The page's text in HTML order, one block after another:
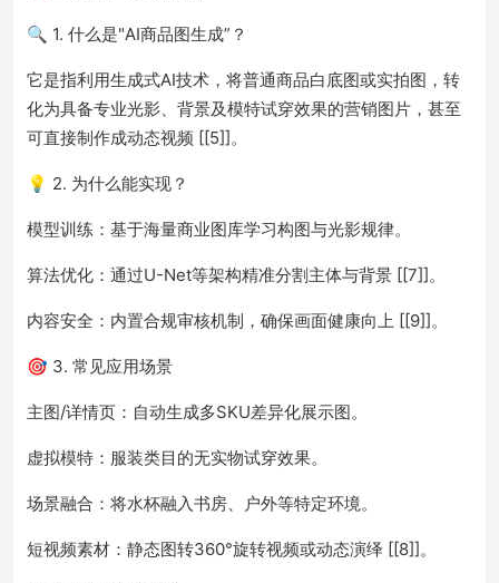
🔍 1. 什么是"AI商品图生成”？
它是指利用生成式AI技术，将普通商品白底图或实拍图，转
化为具备专业光影、背景及模特试穿效果的营销图片，甚至
可直接制作成动态视频 [[5]]。
💡 2. 为什么能实现？
模型训练：基于海量商业图库学习构图与光影规律。
算法优化：通过U-Net等架构精准分割主体与背景 [[7]]。
内容安全：内置合规审核机制，确保画面健康向上 [[9]]。
🎯 3. 常见应用场景
主图/详情页：自动生成多SKU差异化展示图。
虚拟模特：服装类目的无实物试穿效果。
场景融合：将水杯融入书房、户外等特定环境。
短视频素材：静态图转360°旋转视频或动态演绎 [[8]]。